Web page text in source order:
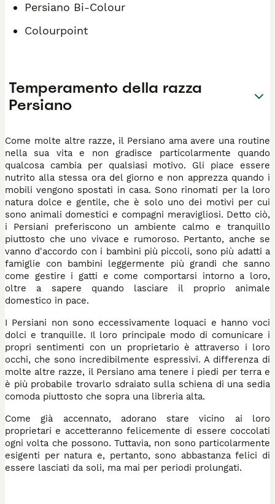
Persiano Bi-Colour
Colourpoint
Temperamento della razza
Persiano
Come molte altre razze, il Persiano ama avere una routine
nella sua vita e non gradisce particolarmente quando
qualcosa cambia per qualsiasi motivo. Gli piace essere
nutrito alla stessa ora del giorno e non apprezza quando i
mobili vengono spostati in casa. Sono rinomati per la loro
natura dolce e gentile, che è solo uno dei motivi per cui
sono animali domestici e compagni meravigliosi. Detto ciò,
i Persiani preferiscono un ambiente calmo e tranquillo
piuttosto che uno vivace e rumoroso. Pertanto, anche se
vanno d'accordo con i bambini più piccoli, sono più adatti a
famiglie con bambini leggermente più grandi che sanno
come gestire i gatti e come comportarsi intorno a loro,
oltre a sapere quando lasciare il proprio animale
domestico in pace.
I Persiani non sono eccessivamente loquaci e hanno voci
dolci e tranquille. Il loro principale modo di comunicare i
propri sentimenti con un proprietario è attraverso i loro
occhi, che sono incredibilmente espressivi. A differenza di
molte altre razze, il Persiano ama tenere i piedi per terra e
è più probabile trovarlo sdraiato sulla schiena di una sedia
comoda piuttosto che sopra una libreria alta.
Come già accennato, adorano stare vicino ai loro
proprietari e accetteranno felicemente di essere coccolati
ogni volta che possono. Tuttavia, non sono particolarmente
esigenti per natura e, pertanto, sono abbastanza felici di
essere lasciati da soli, ma mai per periodi prolungati.